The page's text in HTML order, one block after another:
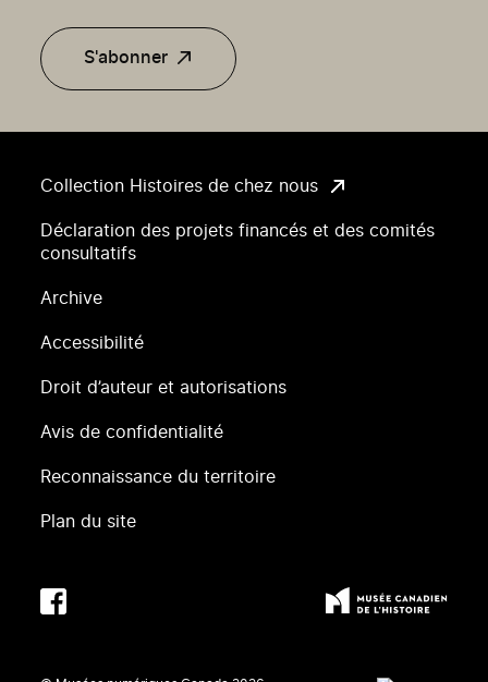
Collection Histoires de chez nous
Déclaration des projets financés et des comités
consultatifs
Archive
Accessibilité
Droit d’auteur et autorisations
Avis de confidentialité
Reconnaissance du territoire
Plan du site
S'abonner